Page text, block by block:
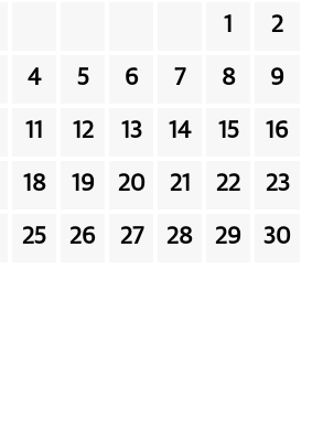
1 2
4 5 6 7 8 9
11 12 13 14 15 16
18 19 20 21 22 23
25 26 27 28 29 30